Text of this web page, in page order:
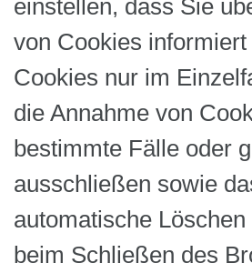
einstellen, dass Sie
von Cookies
Cookies nur im
die Annahme von
bestimmte Fälle oder
ausschließen sowie
automatische
beim Schließen des